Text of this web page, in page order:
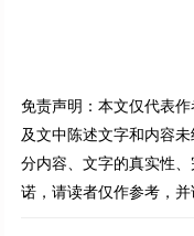
免责声明：本文仅代表
及文中陈述文字和内容
分内容、文字的真实性
诺，请读者仅作参考，并